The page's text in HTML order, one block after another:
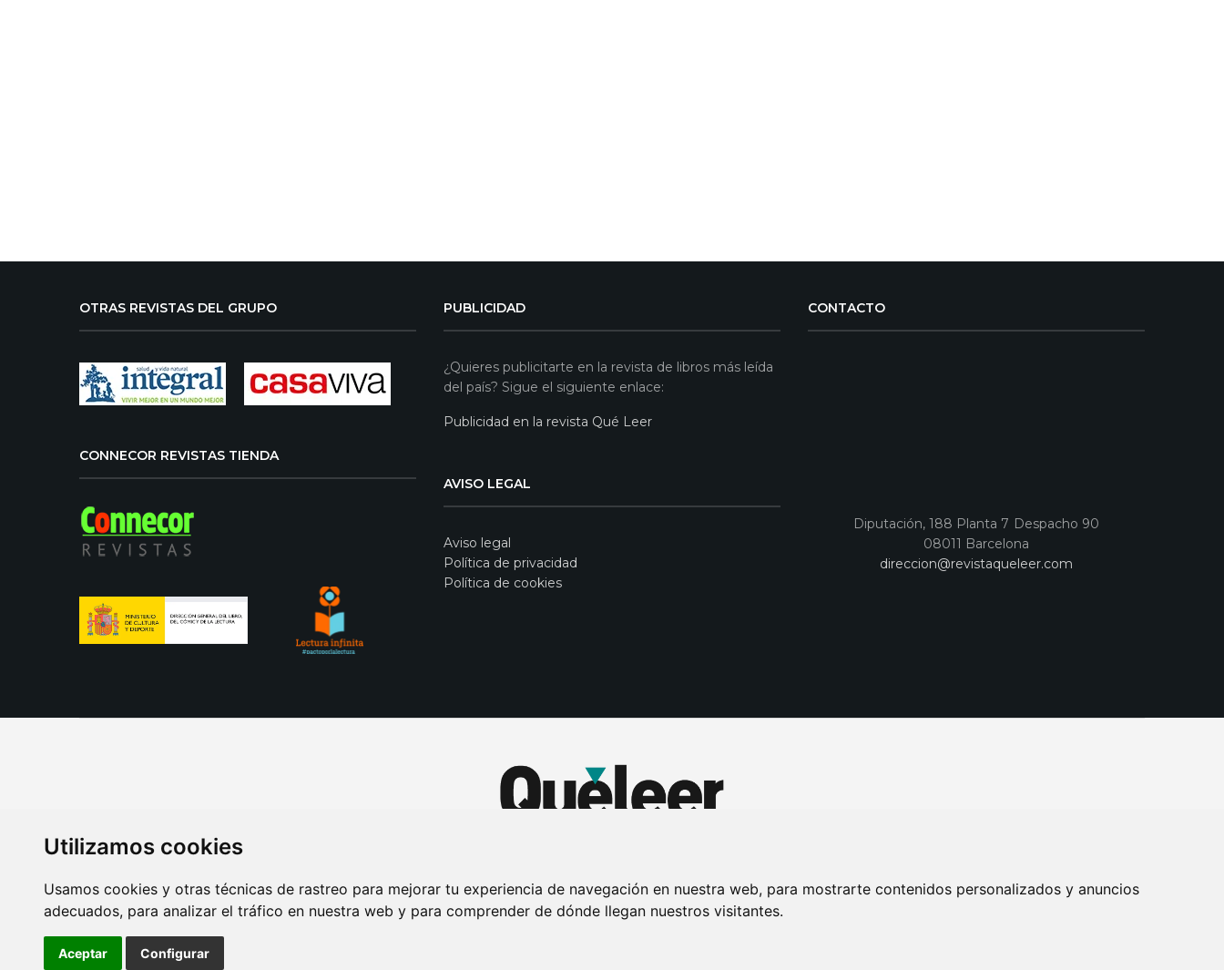
Utilizamos cookies
Usamos cookies y otras técnicas de rastreo para mejorar tu experiencia de navegación en nuestra web, para mostrarte contenidos personalizados y anuncios
adecuados, para analizar el tráfico en nuestra web y para comprender de dónde llegan nuestros visitantes.
Aceptar Configurar
OTRAS REVISTAS DEL GRUPO
CONNECOR REVISTAS TIENDA
PUBLICIDAD
¿Quieres publicitarte en la revista de libros más leída
del país? Sigue el siguiente enlace:
Publicidad en la revista Qué Leer
AVISO LEGAL
Aviso legal
Política de privacidad
Política de cookies
CONTACTO
Diputación, 188 Planta 7 Despacho 90
08011 Barcelona
direccion@revistaqueleer.com
AVISO LEGAL POLITICA DE COOKIES POLITICA DE PRIVACIDAD PUBLICIDAD EN LA REVISTA QUÉ LEER SORTEO-PREESTRENOS